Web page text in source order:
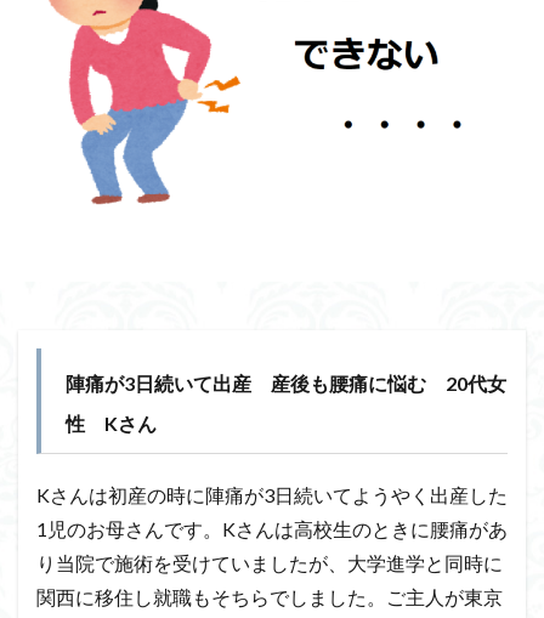
陣痛が3日続いて出産 産後も腰痛に悩む 20代女
性 Kさん
Kさんは初産の時に陣痛が3日続いてようやく出産した
1児のお母さんです。Kさんは高校生のときに腰痛があ
り当院で施術を受けていましたが、大学進学と同時に
関西に移住し就職もそちらでしました。ご主人が東京